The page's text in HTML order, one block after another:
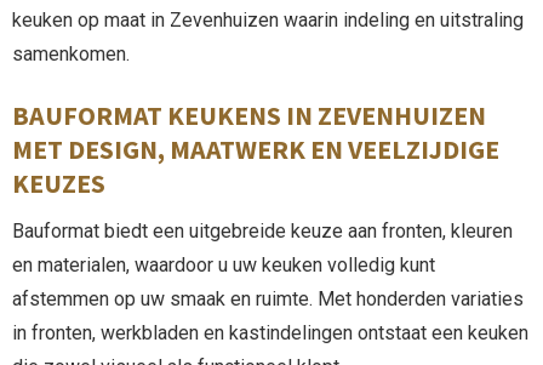
keuken op maat in Zevenhuizen waarin indeling en uitstraling
samenkomen.
BAUFORMAT KEUKENS IN ZEVENHUIZEN
MET DESIGN, MAATWERK EN VEELZIJDIGE
KEUZES
Bauformat biedt een uitgebreide keuze aan fronten, kleuren
en materialen, waardoor u uw keuken volledig kunt
afstemmen op uw smaak en ruimte. Met honderden variaties
in fronten, werkbladen en kastindelingen ontstaat een keuken